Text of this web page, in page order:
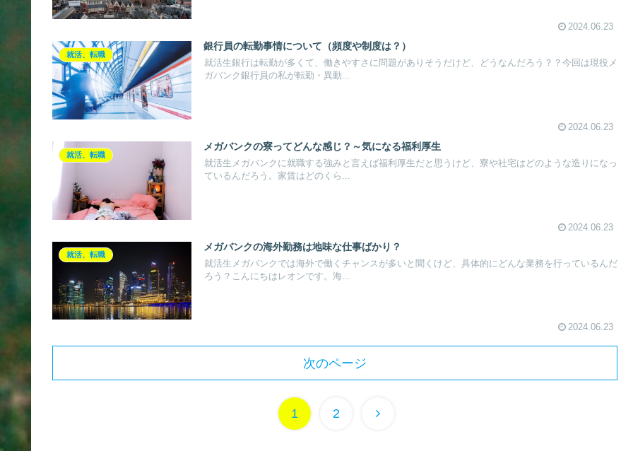
2024.06.23
就活、転職
銀行員の転勤事情について（頻度や制度は？）
就活生銀行は転勤が多くて、働きやすさに問題がありそうだけど、どうなんだろう？？今回は現役メ
ガバンク銀行員の私が転勤・異動...
2024.06.23
就活、転職
メガバンクの寮ってどんな感じ？～気になる福利厚生
就活生メガバンクに就職する強みと言えば福利厚生だと思うけど、寮や社宅はどのような造りになっ
ているんだろう。家賃はどのくら...
2024.06.23
就活、転職
メガバンクの海外勤務は地味な仕事ばかり？
就活生メガバンクでは海外で働くチャンスが多いと聞くけど、具体的にどんな業務を行っているんだ
ろう？こんにちはレオンです。海...
2024.06.23
次のページ
1 2 次